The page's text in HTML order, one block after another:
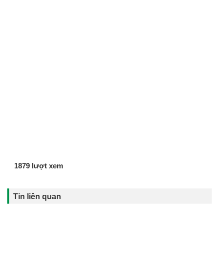
1879 lượt xem
Tin liên quan